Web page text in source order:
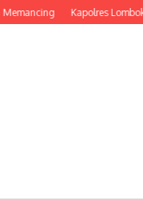
Kapolres Lombok Timur